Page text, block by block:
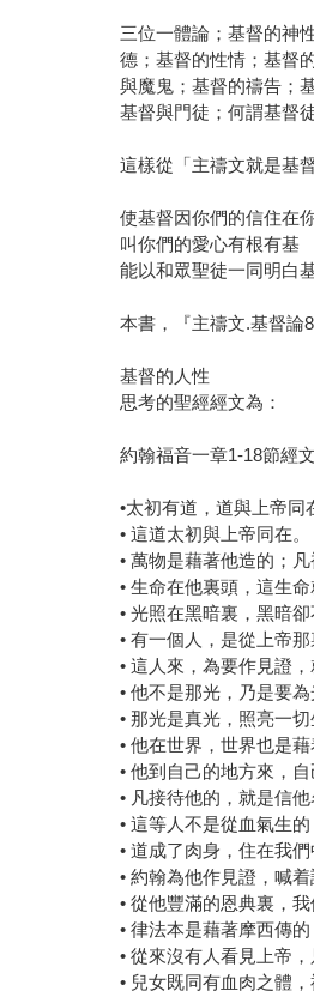
三位一體論；基督的神
德；基督的性情；基督
與魔鬼；基督的禱告；
基督與門徒；何謂基督
這樣從「主禱文就是基
使基督因你們的信住在
叫你們的愛心有根有基
能以和眾聖徒一同明白
本書，『主禱文.基督論
基督的人性
思考的聖經經文為：
約翰福音一章1-18節經
•太初有道，道與上帝同
• 這道太初與上帝同在。
• 萬物是藉著他造的；
• 生命在他裏頭，這生命
• 光照在黑暗裏，黑暗卻
• 有一個人，是從上帝
• 這人來，為要作見證
• 他不是那光，乃是要為
• 那光是真光，照亮一切
• 他在世界，世界也是
• 他到自己的地方來，自
• 凡接待他的，就是信
• 這等人不是從血氣生
• 道成了肉身，住在我
• 約翰為他作見證，喊
• 從他豐滿的恩典裏，
• 律法本是藉著摩西傳
• 從來沒有人看見上帝
• 兒女既同有血肉之體